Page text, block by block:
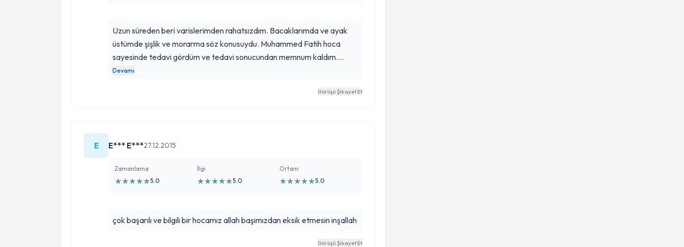
Uzun süreden beri varislerimden rahatsızdım. Bacaklarımda ve ayak
üstümde şişlik ve morarma söz konusuydu. Muhammed Fatih hoca
sayesinde tedavi gördüm ve tedavi sonucundan memnum kaldım.
Güleryüzü insani yaklaşımından dolayı her şey için hocamıza teşekkür
Devamı
Görüşü Şikayet Et
E E*** E***27.12.2015
Zamanlama
★★★★★5.0
İlgi
★★★★★5.0
Ortam
★★★★★5.0
çok başarılı ve bilgili bir hocamız allah başımızdan eksik etmesin inşallah
Görüşü Şikayet Et